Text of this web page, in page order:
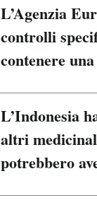
L’Agenzia
controlli
contenere
L’Indonesia
altri
potrebbero